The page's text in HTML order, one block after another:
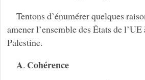
Tentons d’énumérer quelques
amener l’ensemble des États de
Palestine.
A. Cohérence